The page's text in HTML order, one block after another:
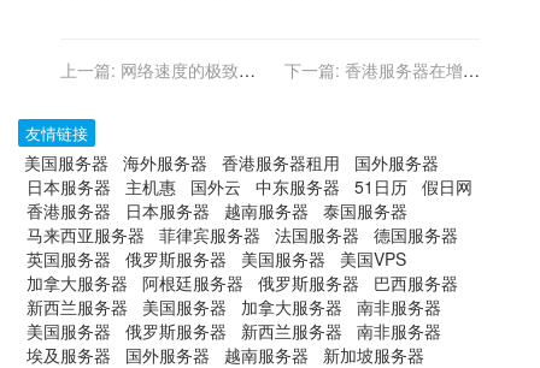
上一篇: 网络速度的极致追
下一篇: 香港服务器在增强
友情链接
美国服务器 海外服务器 香港服务器租用
国外服务器
日本服务器
主机惠 国外云 中东服务器 51日历 假日网
香港服务器
日本服务器 越南服务器
泰国服务器
马来西亚服务器
菲律宾服务器 法国服务器
德国服务器
英国服务器
俄罗斯服务器 美国服务器
美国VPS
加拿大服务器
阿根廷服务器 俄罗斯服务器
巴西服务器
新西兰服务器
美国服务器 加拿大服务器
南非服务器
美国服务器
俄罗斯服务器 新西兰服务器
南非服务器
埃及服务器
国外服务器 越南服务器 新加坡服务器